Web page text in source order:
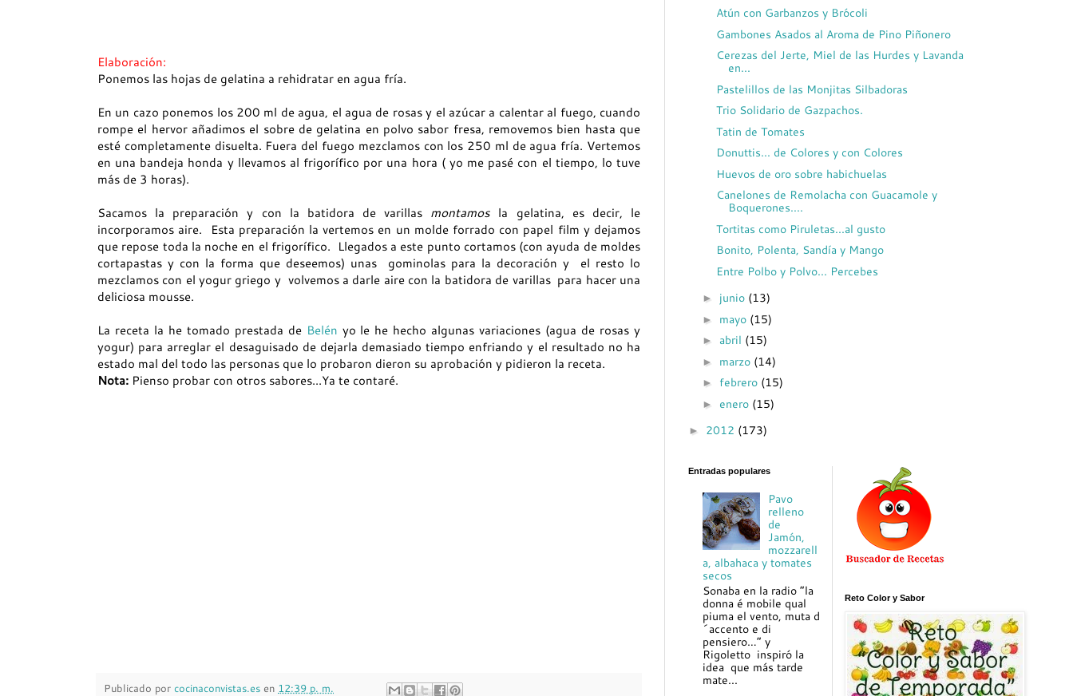
Elaboración:
Ponemos las hojas de gelatina a rehidratar en agua fría.
En un cazo ponemos los 200 ml de agua, el agua de rosas y el azúcar a calentar al fuego, cuando
rompe el hervor añadimos el sobre de gelatina en polvo sabor fresa, removemos bien hasta que
esté completamente disuelta. Fuera del fuego mezclamos con los 250 ml de agua fría. Vertemos
en una bandeja honda y llevamos al frigorífico por una hora ( yo me pasé con el tiempo, lo tuve
más de 3 horas).
Sacamos la preparación y con la batidora de varillas montamos la gelatina, es decir, le
incorporamos aire. Esta preparación la vertemos en un molde forrado con papel film y dejamos
que repose toda la noche en el frigorífico. Llegados a este punto cortamos (con ayuda de moldes
cortapastas y con la forma que deseemos) unas gominolas para la decoración y el resto lo
mezclamos con el yogur griego y volvemos a darle aire con la batidora de varillas para hacer una
deliciosa mousse.
La receta la he tomado prestada de Belén yo le he hecho algunas variaciones (agua de rosas y
yogur) para arreglar el desaguisado de dejarla demasiado tiempo enfriando y el resultado no ha
estado mal del todo las personas que lo probaron dieron su aprobación y pidieron la receta.
Nota: Pienso probar con otros sabores...Ya te contaré.
Publicado por cocinaconvistas.es en 12:39 p. m.
Atún con Garbanzos y Brócoli
Gambones Asados al Aroma de Pino Piñonero
Cerezas del Jerte, Miel de las Hurdes y Lavanda
en...
Pastelillos de las Monjitas Silbadoras
Trio Solidario de Gazpachos.
Tatin de Tomates
Donuttis... de Colores y con Colores
Huevos de oro sobre habichuelas
Canelones de Remolacha con Guacamole y
Boquerones....
Tortitas como Piruletas...al gusto
Bonito, Polenta, Sandía y Mango
Entre Polbo y Polvo... Percebes
► junio (13)
► mayo (15)
► abril (15)
► marzo (14)
► febrero (15)
► enero (15)
► 2012 (173)
Entradas populares
Pavo
relleno
de
Jamón,
mozzarell
a, albahaca y tomates
secos
Sonaba en la radio “la
donna é mobile qual
piuma el vento, muta d
´accento e di
pensiero…” y
Rigoletto inspiró la
idea que más tarde
mate...
Reto Color y Sabor